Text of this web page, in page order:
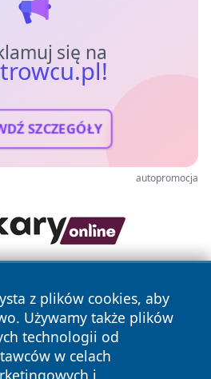
się na
SZCZEGÓŁY
autopromocja
z plików cookies, aby
Używamy także plików
technologii od
w celach
i